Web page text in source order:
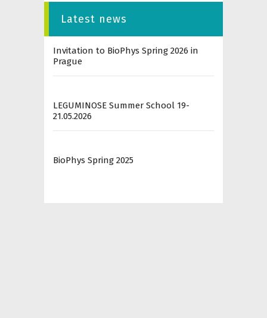
Latest news
Invitation to BioPhys Spring 2026 in
Prague
LEGUMINOSE Summer School 19-
21.05.2026
BioPhys Spring 2025